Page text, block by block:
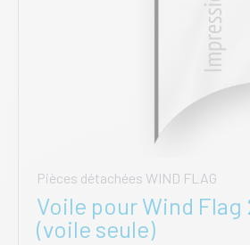
Pièces détachées WIND FLAG
Voile pour Wind Flag
(voile seule)